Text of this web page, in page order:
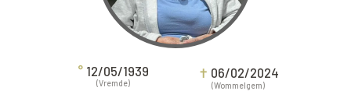
° 12/05/1939
(Vremde)
✝ 06/02/2024
(Wommelgem)